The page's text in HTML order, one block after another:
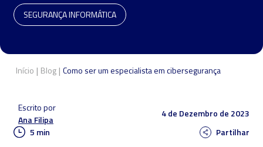
SEGURANÇA INFORMÁTICA
Início | Blog | Como ser um especialista em cibersegurança
Escrito por
Ana Filipa
4 de Dezembro de 2023
5 min
Partilhar